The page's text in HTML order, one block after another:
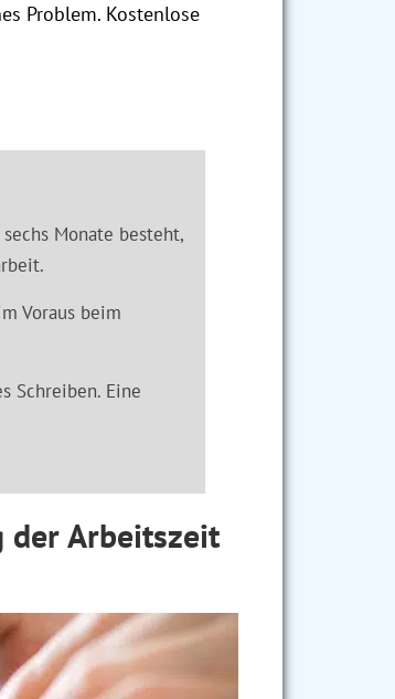
Problem. Kostenlose
Monate besteht,
Voraus beim
Schreiben. Eine
der Arbeitszeit